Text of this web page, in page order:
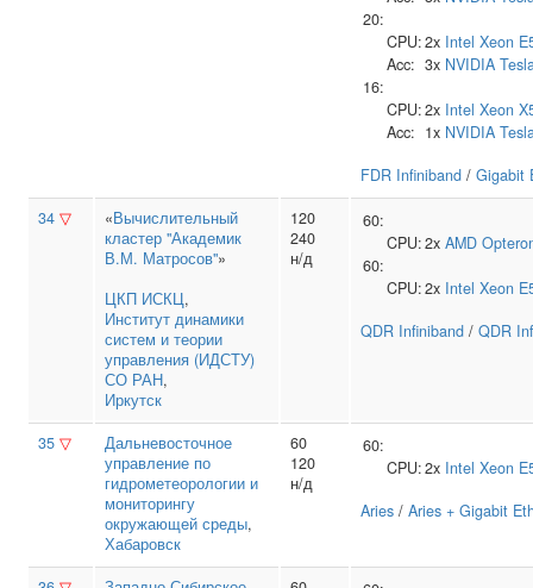
20:
CPU:2x Intel Xeon
Acc: 3x NVIDIA
16:
CPU:2x Intel Xeon
Acc: 1x NVIDIA
FDR Infiniband / Gigabit
34 ▽ «Вычислительный
кластер "Академик
В.М. Матросов"»
ЦКП ИСКЦ,
Институт динамики
систем и теории
управления (ИДСТУ)
СО РАН,
Иркутск
120
240
н/д
60:
CPU:2x AMD
60:
CPU:2x Intel Xeon
QDR Infiniband / QDR
35 ▽
Дальневосточное
управление по
гидрометеорологии и
мониторингу
окружающей среды,
Хабаровск
60
120
н/д
60:
CPU:2x Intel Xeon
Aries / Aries + Gigabit